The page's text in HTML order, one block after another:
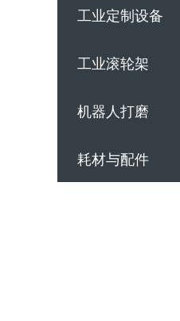
工业定制设备
工业滚轮架
机器人打磨
耗材与配件